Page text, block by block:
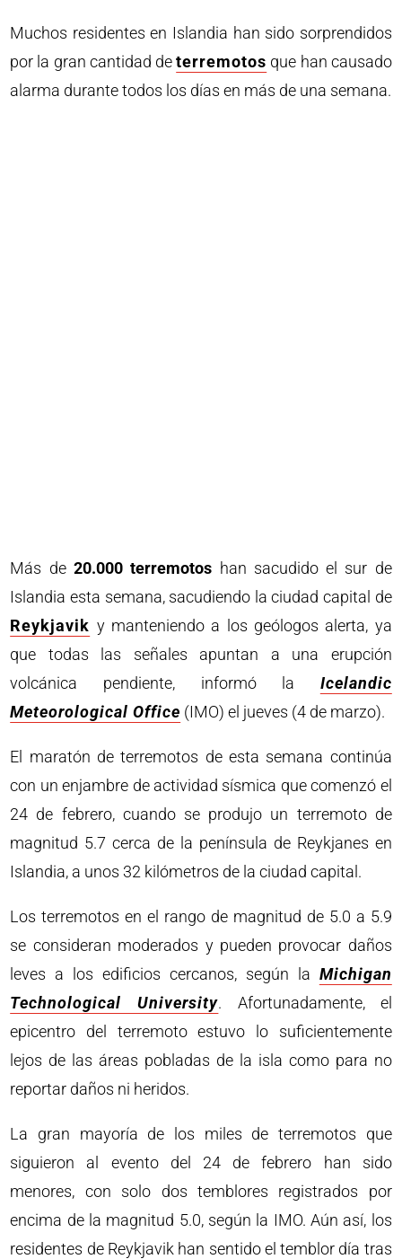
Muchos residentes en Islandia han sido sorprendidos
por la gran cantidad deterremotos que han causado
alarma durante todos los días en más de una semana.
Más de 20.000 terremotos han sacudido el sur de
Islandia esta semana, sacudiendo la ciudad capital de
Reykjavik y manteniendo a los geólogos alerta, ya
que todas las señales apuntan a una erupción
volcánica pendiente, informó la Icelandic
Meteorological Office (IMO) el jueves (4 de marzo).
El maratón de terremotos de esta semana continúa
con un enjambre de actividad sísmica que comenzó el
24 de febrero, cuando se produjo un terremoto de
magnitud 5.7 cerca de la península de Reykjanes en
Islandia, a unos 32 kilómetros de la ciudad capital.
Los terremotos en el rango de magnitud de 5.0 a 5.9
se consideran moderados y pueden provocar daños
leves a los edificios cercanos, según la Michigan
Technological University. Afortunadamente, el
epicentro del terremoto estuvo lo suficientemente
lejos de las áreas pobladas de la isla como para no
reportar daños ni heridos.
La gran mayoría de los miles de terremotos que
siguieron al evento del 24 de febrero han sido
menores, con solo dos temblores registrados por
encima de la magnitud 5.0, según la IMO. Aún así, los
residentes de Reykjavik han sentido el temblor día tras